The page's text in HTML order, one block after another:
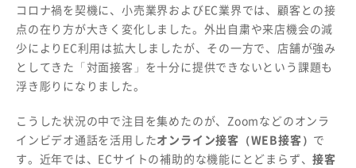
コロナ禍を契機に、小売業界およびEC業界では、顧客との接
点の在り方が大きく変化しました。外出自粛や来店機会の減
少によりEC利用は拡大しましたが、その一方で、店舗が強み
としてきた「対面接客」を十分に提供できないという課題も
浮き彫りになりました。
こうした状況の中で注目を集めたのが、Zoomなどのオンラ
インビデオ通話を活用したオンライン接客（WEB接客） で
す。近年では、ECサイトの補助的な機能にとどまらず、接客